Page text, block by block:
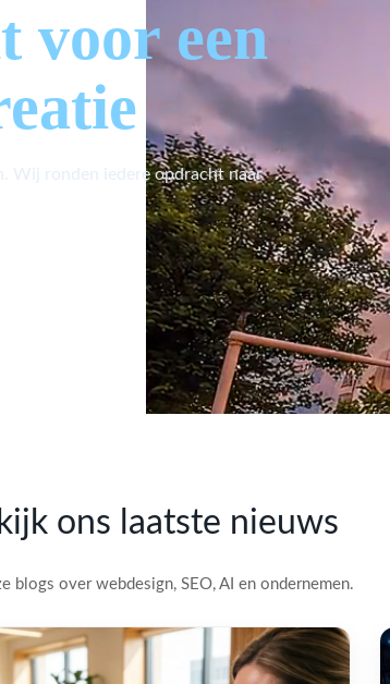
voor een
Wij ronden iedere opdracht naar
ons laatste nieuws
blogs over webdesign, SEO, AI en ondernemen.